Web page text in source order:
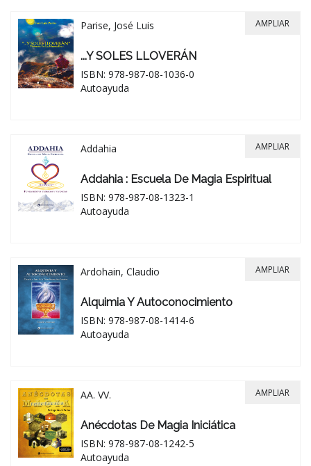
Parise, José Luis
...Y SOLES LLOVERÁN
ISBN: 978-987-08-1036-0
Autoayuda
AMPLIAR
Addahia
Addahia : Escuela De Magia Espiritual
ISBN: 978-987-08-1323-1
Autoayuda
AMPLIAR
Ardohain, Claudio
Alquimia Y Autoconocimiento
ISBN: 978-987-08-1414-6
Autoayuda
AMPLIAR
AA. VV.
Anécdotas De Magia Iniciática
ISBN: 978-987-08-1242-5
Autoayuda
AMPLIAR